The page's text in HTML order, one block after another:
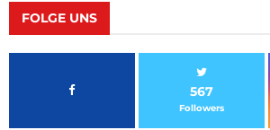
FOLGE UNS
567
Followers